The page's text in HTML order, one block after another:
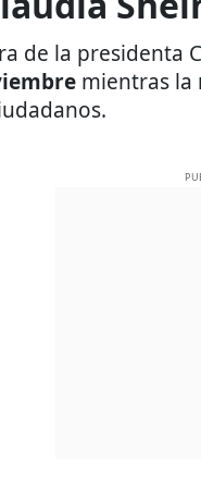
de la presidenta
mientras la